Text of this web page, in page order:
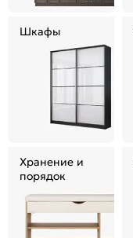
Шкафы
Хранение и
порядок